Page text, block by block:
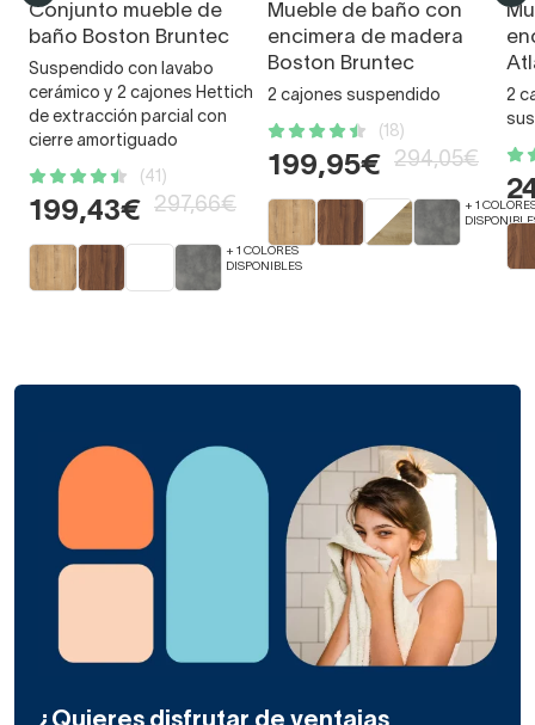
Conjunto mueble de
baño Boston Bruntec
Suspendido con lavabo
cerámico y 2 cajones Hettich
de extracción parcial con
cierre amortiguado
(41)
199,43€ 297,66€
+ 1 COLORES
DISPONIBLES
Mueble de baño con
encimera de madera
Boston Bruntec
2 cajones suspendido
(18)
199,95€ 294,05€
+ 1
2